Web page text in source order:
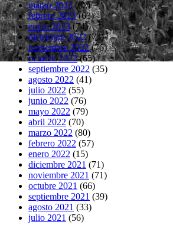
marzo 2023(62)
febrero 2023(63)
enero 2023(74)
diciembre 2022(73)
noviembre 2022(76)
octubre 2022(65)
septiembre 2022 (35)
agosto 2022 (41)
julio 2022 (55)
junio 2022 (76)
mayo 2022 (79)
abril 2022 (70)
marzo 2022 (80)
febrero 2022 (57)
enero 2022 (15)
diciembre 2021 (71)
noviembre 2021 (71)
octubre 2021 (66)
septiembre 2021 (39)
agosto 2021 (33)
julio 2021 (56)